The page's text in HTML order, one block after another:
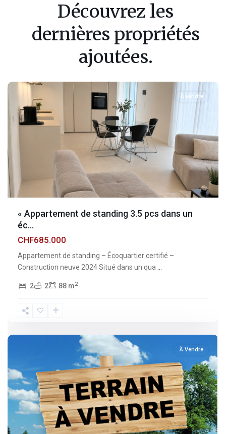
Découvrez les
dernières propriétés
ajoutées.
À vendre
« Appartement de standing 3.5 pcs dans un
éc...
CHF685.000
Appartement de standing – Écoquartier certifié –
Construction neuve 2024 Situé dans un qua
2 2 88 m2
Fribourg
À Vendre